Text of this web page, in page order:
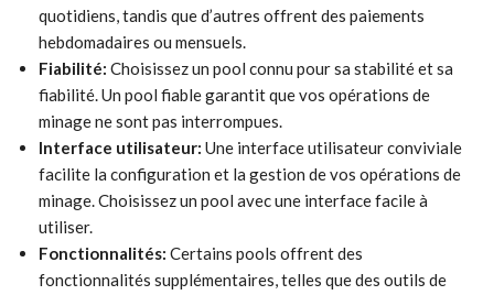
quotidiens, tandis que d’autres offrent des paiements
hebdomadaires ou mensuels.
Fiabilité: Choisissez un pool connu pour sa stabilité et sa
fiabilité. Un pool fiable garantit que vos opérations de
minage ne sont pas interrompues.
Interface utilisateur: Une interface utilisateur conviviale
facilite la configuration et la gestion de vos opérations de
minage. Choisissez un pool avec une interface facile à
utiliser.
Fonctionnalités: Certains pools offrent des
fonctionnalités supplémentaires, telles que des outils de